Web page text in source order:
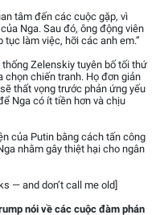
tâm đến các cuộc gặp, vì
Nga. Sau đó, ông động viên
tục làm việc, hỡi các anh em.”
Zelenskiy tuyên bố tối thứ
chọn chiến tranh. Họ đơn giản
thất vọng trước phản ứng yếu
Nga có ít tiền hơn và chịu
của Putin bằng cách tấn công
nhằm gây thiệt hại cho ngân
— and don’t call me old]
nói về các cuộc đàm phán